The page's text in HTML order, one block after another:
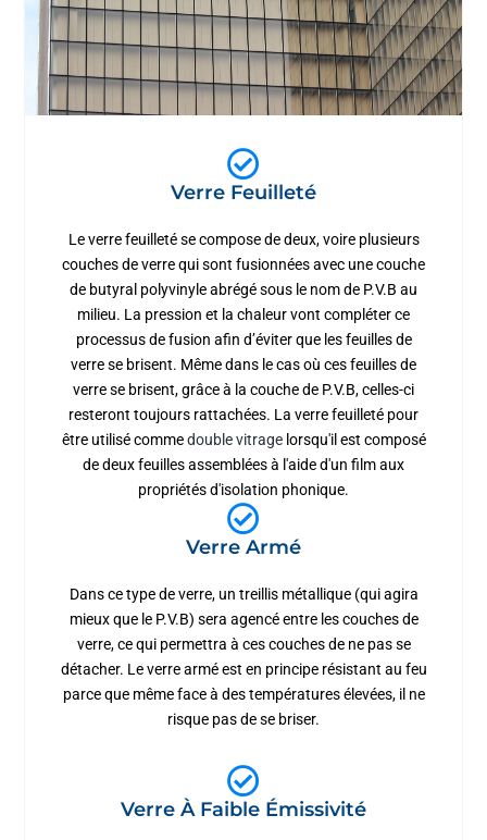
Verre Feuilleté
Le verre feuilleté se compose de deux, voire plusieurs
couches de verre qui sont fusionnées avec une couche
de butyral polyvinyle abrégé sous le nom de P.V.B au
milieu. La pression et la chaleur vont compléter ce
processus de fusion afin d’éviter que les feuilles de
verre se brisent. Même dans le cas où ces feuilles de
verre se brisent, grâce à la couche de P.V.B, celles-ci
resteront toujours rattachées. La verre feuilleté pour
être utilisé commedouble vitragelorsqu'il est composé
de deux feuilles assemblées à l'aide d'un film aux
propriétés d'isolation phonique.
Verre Armé
Dans ce type de verre, un treillis métallique (qui agira
mieux que le P.V.B) sera agencé entre les couches de
verre, ce qui permettra à ces couches de ne pas se
détacher. Le verre armé est en principe résistant au feu
parce que même face à des températures élevées, il ne
risque pas de se briser.
Verre À Faible Émissivité